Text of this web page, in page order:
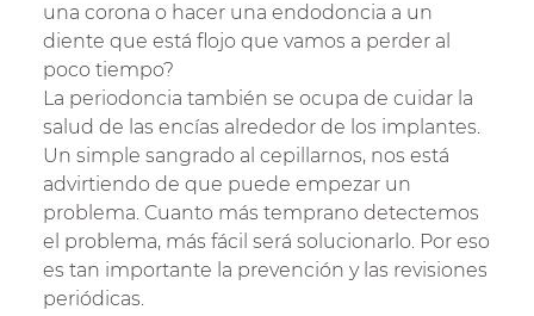
una corona o hacer una endodoncia a un
diente que está flojo que vamos a perder al
poco tiempo?
La periodoncia también se ocupa de cuidar la
salud de las encías alrededor de los implantes.
Un simple sangrado al cepillarnos, nos está
advirtiendo de que puede empezar un
problema. Cuanto más temprano detectemos
el problema, más fácil será solucionarlo. Por eso
es tan importante la prevención y las revisiones
periódicas.